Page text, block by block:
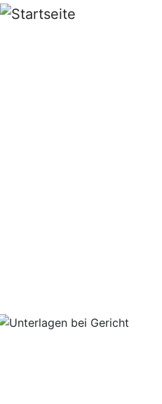
Direkt zum Inhalt